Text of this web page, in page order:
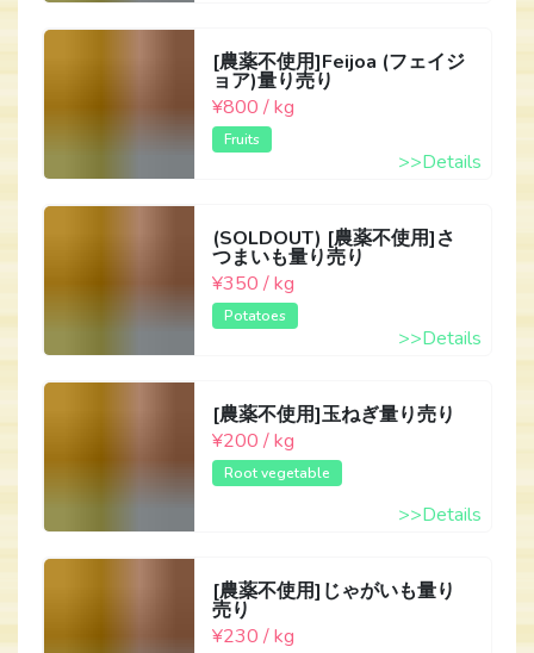
[農薬不使用]Feijoa (フェイジ
ョア)量り売り
¥800 / kg
Fruits
>>Details
(SOLDOUT) [農薬不使用]さ
つまいも量り売り
¥350 / kg
Potatoes
>>Details
[農薬不使用]玉ねぎ量り売り
¥200 / kg
Root vegetable
>>Details
[農薬不使用]じゃがいも量り
売り
¥230 / kg